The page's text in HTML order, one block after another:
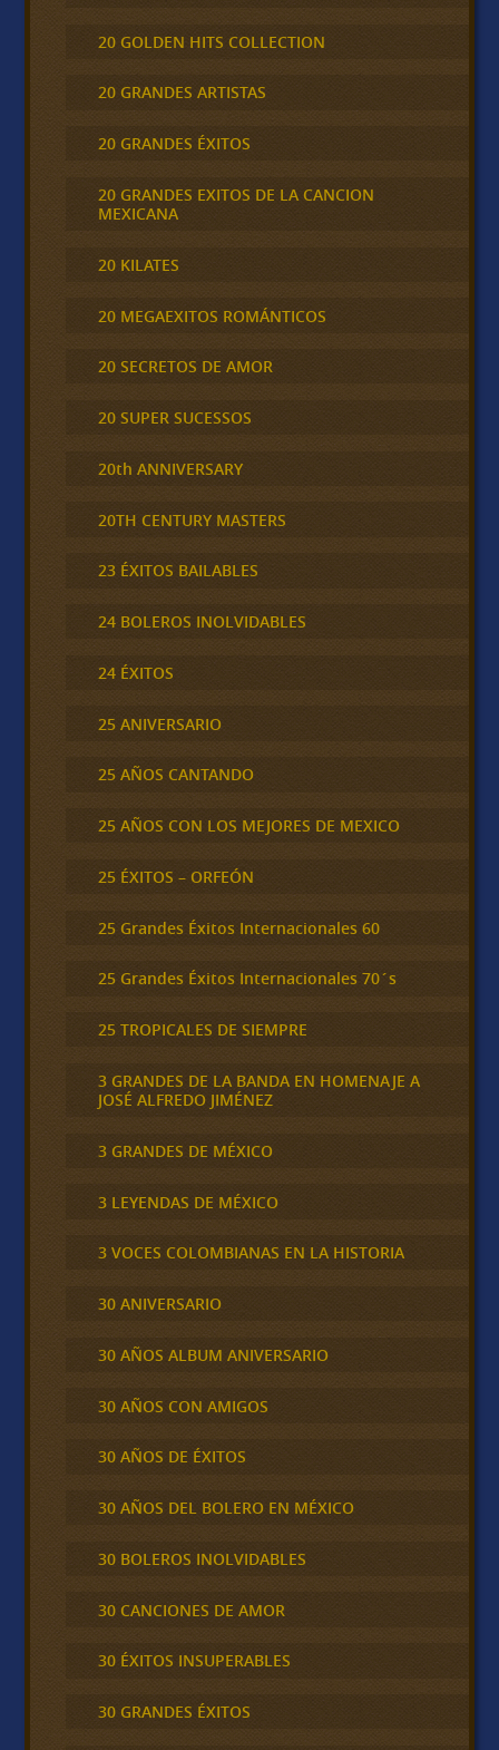
20 GOLDEN HITS COLLECTION
20 GRANDES ARTISTAS
20 GRANDES ÉXITOS
20 GRANDES EXITOS DE LA CANCION
MEXICANA
20 KILATES
20 MEGAEXITOS ROMÁNTICOS
20 SECRETOS DE AMOR
20 SUPER SUCESSOS
20th ANNIVERSARY
20TH CENTURY MASTERS
23 ÉXITOS BAILABLES
24 BOLEROS INOLVIDABLES
24 ÉXITOS
25 ANIVERSARIO
25 AÑOS CANTANDO
25 AÑOS CON LOS MEJORES DE MEXICO
25 ÉXITOS – ORFEÓN
25 Grandes Éxitos Internacionales 60
25 Grandes Éxitos Internacionales 70´s
25 TROPICALES DE SIEMPRE
3 GRANDES DE LA BANDA EN HOMENAJE A
JOSÉ ALFREDO JIMÉNEZ
3 GRANDES DE MÉXICO
3 LEYENDAS DE MÉXICO
3 VOCES COLOMBIANAS EN LA HISTORIA
30 ANIVERSARIO
30 AÑOS ALBUM ANIVERSARIO
30 AÑOS CON AMIGOS
30 AÑOS DE ÉXITOS
30 AÑOS DEL BOLERO EN MÉXICO
30 BOLEROS INOLVIDABLES
30 CANCIONES DE AMOR
30 ÉXITOS INSUPERABLES
30 GRANDES ÉXITOS